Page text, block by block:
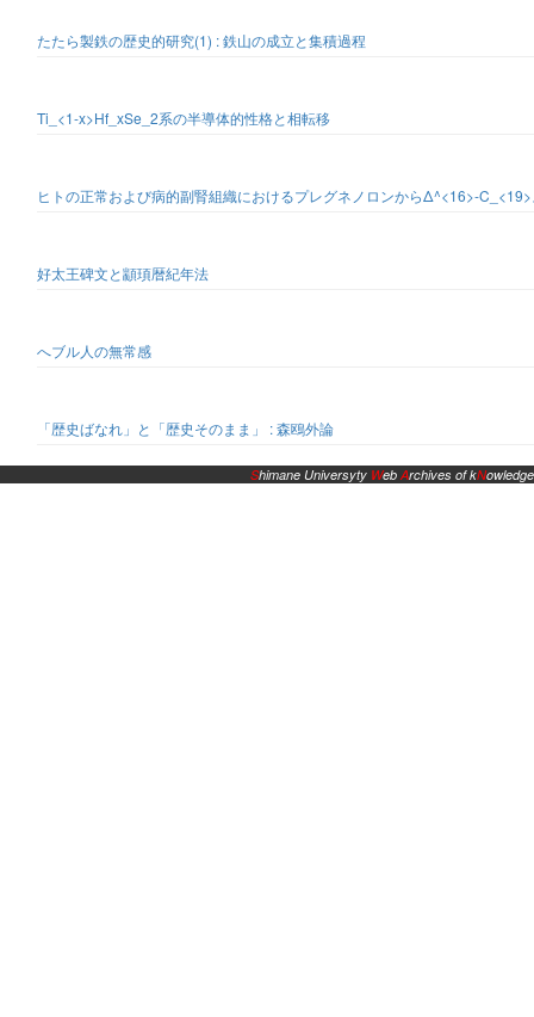
たたら製鉄の歴史的研究(1) : 鉄山の成立と集積過程
Ti_<1-x>Hf_xSe_2系の半導体的性格と相転移
ヒトの正常および病的副腎組織におけるプレグネノロンからΔ^<16>-
好太王碑文と顓頊暦紀年法
へブル人の無常感
「歴史ばなれ」と「歴史そのまま」 : 森鴎外論
Shimane Universyty WebArchives of kNowledge